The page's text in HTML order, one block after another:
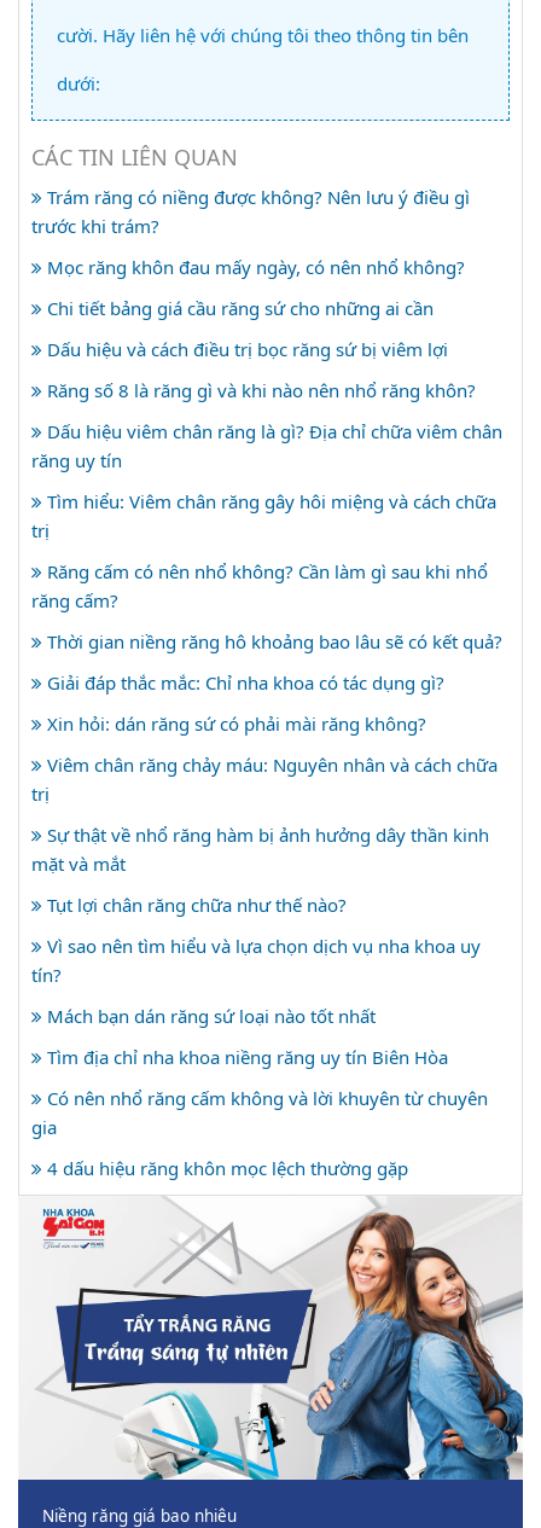
cười. Hãy liên hệ với chúng tôi theo thông tin bên
dưới:
CÁC TIN LIÊN QUAN
Trám răng có niềng được không? Nên lưu ý điều gì
trước khi trám?
Mọc răng khôn đau mấy ngày, có nên nhổ không?
Chi tiết bảng giá cầu răng sứ cho những ai cần
Dấu hiệu và cách điều trị bọc răng sứ bị viêm lợi
Răng số 8 là răng gì và khi nào nên nhổ răng khôn?
Dấu hiệu viêm chân răng là gì? Địa chỉ chữa viêm chân
răng uy tín
Tìm hiểu: Viêm chân răng gây hôi miệng và cách chữa
trị
Răng cấm có nên nhổ không? Cần làm gì sau khi nhổ
răng cấm?
Thời gian niềng răng hô khoảng bao lâu sẽ có kết quả?
Giải đáp thắc mắc: Chỉ nha khoa có tác dụng gì?
Xin hỏi: dán răng sứ có phải mài răng không?
Viêm chân răng chảy máu: Nguyên nhân và cách chữa
trị
Sự thật về nhổ răng hàm bị ảnh hưởng dây thần kinh
mặt và mắt
Tụt lợi chân răng chữa như thế nào?
Vì sao nên tìm hiểu và lựa chọn dịch vụ nha khoa uy
tín?
Mách bạn dán răng sứ loại nào tốt nhất
Tìm địa chỉ nha khoa niềng răng uy tín Biên Hòa
Có nên nhổ răng cấm không và lời khuyên từ chuyên
gia
4 dấu hiệu răng khôn mọc lệch thường gặp
Niềng răng giá bao nhiêu